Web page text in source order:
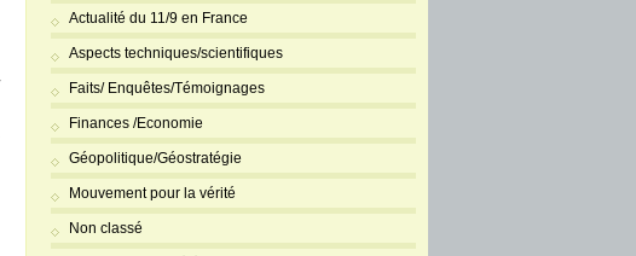
Actualité du 11/9 en France
Aspects techniques/scientifiques
Faits/ Enquêtes/Témoignages
Finances /Economie
Géopolitique/Géostratégie
Mouvement pour la vérité
Non classé